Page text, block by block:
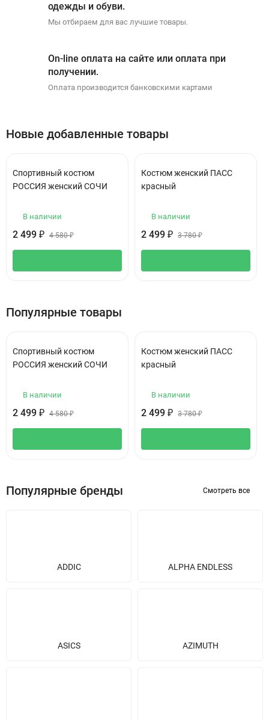
одежды и обуви.
Мы отбираем для вас лучшие товары.
On-line оплата на сайте или оплата при
получении.
Оплата производится банковскими картами
Новые добавленные товары
Спортивный костюм
РОССИЯ женский СОЧИ
В наличии
2 499 ₽ 4 580₽
Костюм женский ПАСС
красный
В наличии
2 499 ₽ 3 780₽
Популярные товары
Спортивный костюм
РОССИЯ женский СОЧИ
В наличии
2 499 ₽ 4 580₽
Костюм женский ПАСС
красный
В наличии
2 499 ₽ 3 780₽
Популярные бренды Смотреть все
ADDIC ALPHA ENDLESS
ASICS AZIMUTH